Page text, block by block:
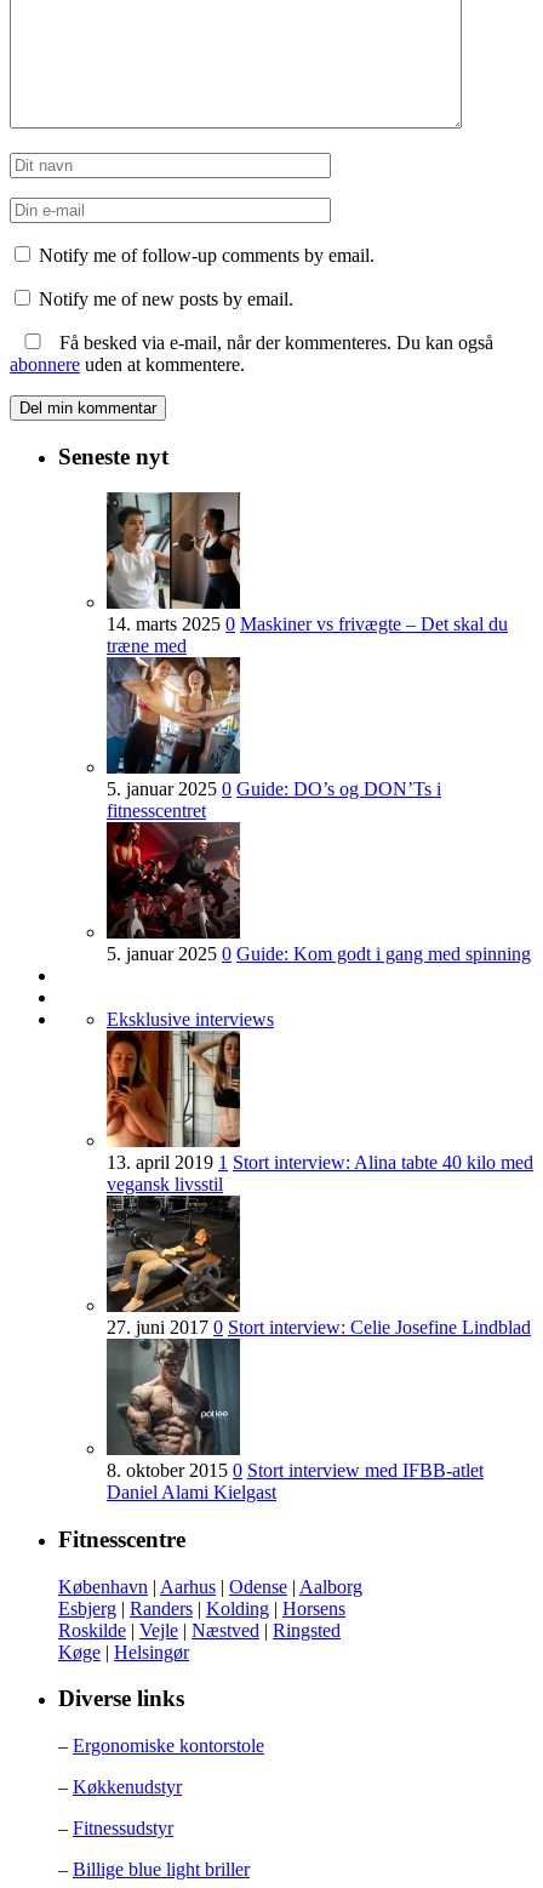
Notify me of follow-up comments by email.
Notify me of new posts by email.
Få besked via e-mail, når der kommenteres. Du kan også
abonnere uden at kommentere.
Seneste nyt
14. marts 2025 0 Maskiner vs frivægte – Det skal du
træne med
5. januar 2025 0 Guide: DO’s og DON’Ts i
fitnesscentret
5. januar 2025 0 Guide: Kom godt i gang med spinning
Eksklusive interviews
13. april 2019 1 Stort interview: Alina tabte 40 kilo med
vegansk livsstil
27. juni 2017 0 Stort interview: Celie Josefine Lindblad
8. oktober 2015 0 Stort interview med IFBB-atlet
Daniel Alami Kielgast
Fitnesscentre
København | Aarhus | Odense | Aalborg
Esbjerg | Randers | Kolding | Horsens
Roskilde | Vejle | Næstved | Ringsted
Køge | Helsingør
Diverse links
– Ergonomiske kontorstole
– Køkkenudstyr
– Fitnessudstyr
– Billige blue light briller